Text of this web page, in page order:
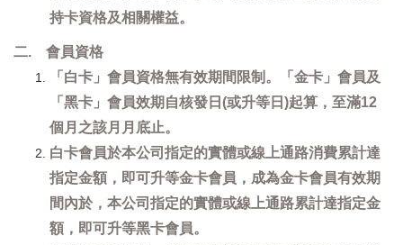
持卡資格及相關權益。
二. 會員資格
「白卡」會員資格無有效期間限制。「金卡」會員及
「黑卡」會員效期自核發日(或升等日)起算，至滿12
個月之該月月底止。
白卡會員於本公司指定的實體或線上通路消費累計達
指定金額，即可升等金卡會員，成為金卡會員有效期
間內於，本公司指定的實體或線上通路累計達指定金
額，即可升等黑卡會員。